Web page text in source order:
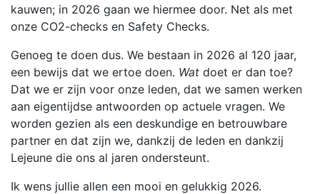
kauwen; in 2026 gaan we hiermee door. Net als met
onze CO2-checks en Safety Checks.
Genoeg te doen dus. We bestaan in 2026 al 120 jaar,
een bewijs dat we ertoe doen. Wat doet er dan toe?
Dat we er zijn voor onze leden, dat we samen werken
aan eigentijdse antwoorden op actuele vragen. We
worden gezien als een deskundige en betrouwbare
partner en dat zijn we, dankzij de leden en dankzij
Lejeune die ons al jaren ondersteunt.
Ik wens jullie allen een mooi en gelukkig 2026.